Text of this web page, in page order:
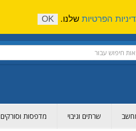
שרתים וגיבוי מדפסות וסורקים
הפרטיות שלנו. OK